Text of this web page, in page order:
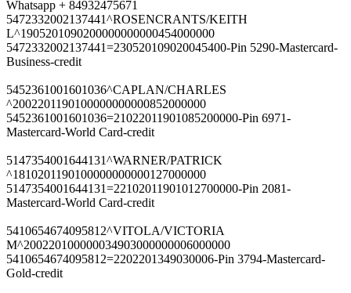
Whatsapp + 84932475671
5472332002137441^ROSENCRANTS/KEITH
L^1905201090200000000000454000000
5472332002137441=230520109020045400-Pin 5290-Mastercard-
Business-credit
5452361001601036^CAPLAN/CHARLES
^2002201190100000000000852000000
5452361001601036=21022011901085200000-Pin 6971-
Mastercard-World Card-credit
5147354001644131^WARNER/PATRICK
^1810201190100000000000127000000
5147354001644131=22102011901012700000-Pin 2081-
Mastercard-World Card-credit
5410654674095812^VITOLA/VICTORIA
M^200220100000034903000000006000000
5410654674095812=2202201349030006-Pin 3794-Mastercard-
Gold-credit